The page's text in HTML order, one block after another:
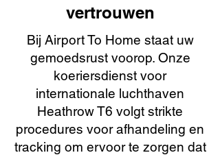
vertrouwen
Bij Airport To Home staat uw
gemoedsrust voorop. Onze
koeriersdienst voor
internationale luchthaven
Heathrow T6 volgt strikte
procedures voor afhandeling en
tracking om ervoor te zorgen dat